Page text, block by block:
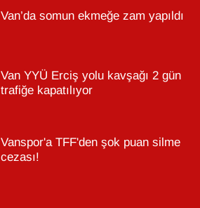
Van’da somun ekmeğe zam yapıldı
Van YYÜ Erciş yolu kavşağı 2 gün
trafiğe kapatılıyor
Vanspor'a TFF'den şok puan silme
cezası!